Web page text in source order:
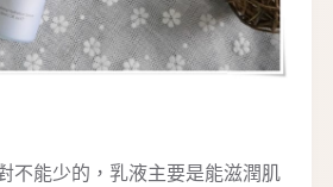
不能少的，乳液主要是能滋潤肌